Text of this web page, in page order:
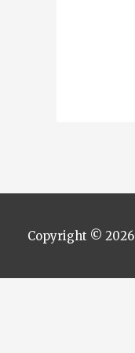
Copyright © 2026